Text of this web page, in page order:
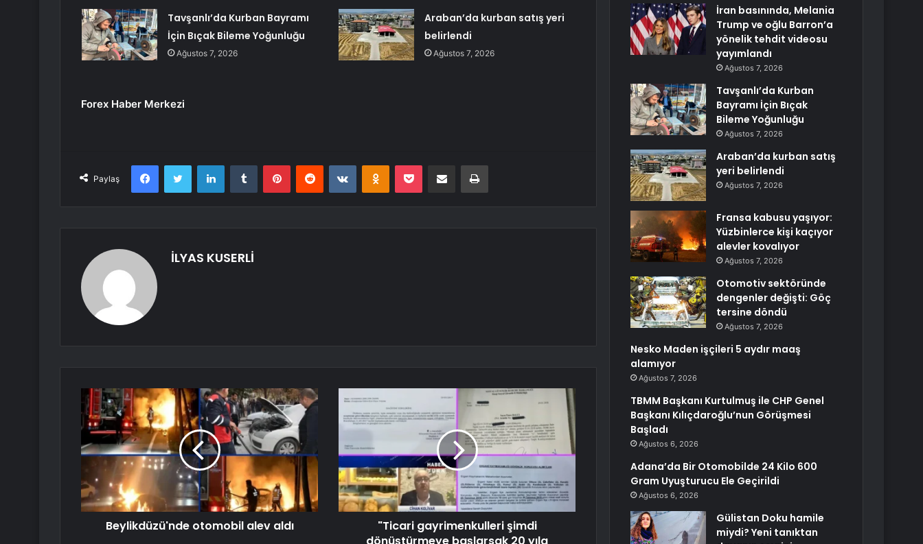
Tavşanlı’da Kurban Bayramı
İçin Bıçak Bileme Yoğunluğu
Ağustos 7, 2026
Araban’da kurban satış yeri
belirlendi
Ağustos 7, 2026
Forex Haber Merkezi
Paylaş
FacebookTwitter LinkedInTumblr PinterestReddit VKontakteOdnoklassniki
Pocket E-Posta ile paylaş Yazdır
İLYAS KUSERLİ
Beylikdüzü'nde otomobil alev aldı
"Ticari gayrimenkulleri şimdi
İran basınında, Melania
Trump ve oğlu Barron’a
yönelik tehdit videosu
yayımlandı
Ağustos 7, 2026
Tavşanlı’da Kurban
Bayramı İçin Bıçak
Bileme Yoğunluğu
Ağustos 7, 2026
Araban’da kurban satış
yeri belirlendi
Ağustos 7, 2026
Fransa kabusu yaşıyor:
Yüzbinlerce kişi kaçıyor
alevler kovalıyor
Ağustos 7, 2026
Otomotiv sektöründe
dengenler değişti: Göç
tersine döndü
Ağustos 7, 2026
Nesko Maden işçileri 5 aydır maaş
alamıyor
Ağustos 7, 2026
TBMM Başkanı Kurtulmuş ile CHP Genel
Başkanı Kılıçdaroğlu’nun Görüşmesi
Başladı
Ağustos 6, 2026
Adana’da Bir Otomobilde 24 Kilo 600
Gram Uyuşturucu Ele Geçirildi
Ağustos 6, 2026
Gülistan Doku hamile
miydi? Yeni tanıktan